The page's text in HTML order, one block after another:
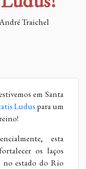
Traichel
em Santa
Ludus para um
esta
os laços
estado do Rio